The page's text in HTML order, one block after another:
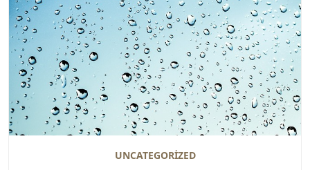
UNCATEGORIZED